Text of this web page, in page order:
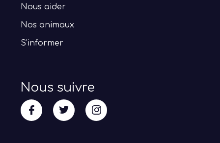
Nous aider
Nos animaux
S’informer
Nous suivre